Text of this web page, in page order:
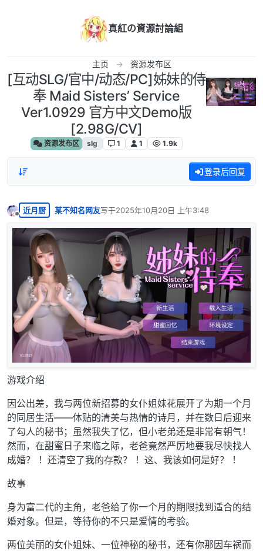
真紅の資源討論組
主页 资源发布区
[互动SLG/官中/动态/PC]姊妹的侍
奉 Maid Sisters’ Service
Ver1.0929 官方中文Demo版
[2.98G/CV]
资源发布区 slg 1 1 1.9k
登录后回复
离线
近月厨 某不知名网友写于2025年10月20日 上午3:48
最后由 编辑
游戏介绍
因公出差，我与两位新招募的女仆姐妹花展开了为期一个月
的同居生活——体贴的清美与热情的诗月，并在数日后迎来
了勾人的秘书；虽然我失了忆，但小老弟还是非常有朝气！
然而，在甜蜜日子来临之际，老爸竟然严厉地要我尽快找人
成婚？ ！还清空了我的存款？ ！这、我该如何是好？ ！
故事
身为富二代的主角，老爸给了你一个月的期限找到适合的结
婚对象。但是，等待你的不只是爱情的考验。
两位美丽的女仆姐妹、一位神秘的秘书，还有你那因车祸而